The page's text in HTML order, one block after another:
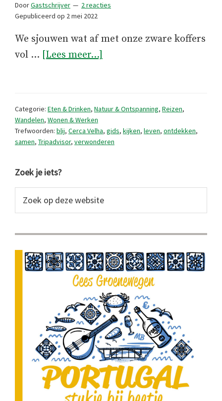
DoorGastschrijver
2 reacties
Gepubliceerd op 2 mei 2022
We sjouwen wat af met onze zware koffers
vol … [Lees meer...]
Categorie: Eten & Drinken, Natuur & Ontspanning, Reizen,
Wandelen, Wonen & Werken
Trefwoorden: blij, Cerca Velha, gids, kijken, leven, ontdekken,
samen, Tripadvisor, verwonderen
Primaire
Sidebar
Zoek je iets?
op
website